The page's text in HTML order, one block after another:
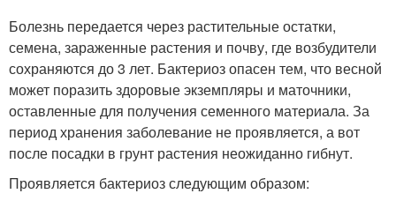
Болезнь передается через растительные остатки,
семена, зараженные растения и почву, где возбудители
сохраняются до 3 лет. Бактериоз опасен тем, что весной
может поразить здоровые экземпляры и маточники,
оставленные для получения семенного материала. За
период хранения заболевание не проявляется, а вот
после посадки в грунт растения неожиданно гибнут.
Проявляется бактериоз следующим образом: